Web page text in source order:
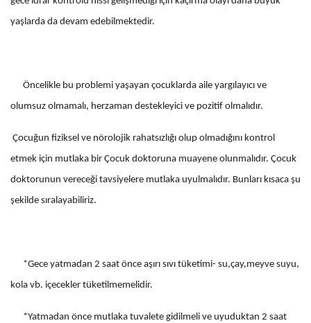
yaşlarda da devam edebilmektedir.
Öncelikle bu problemi yaşayan çocuklarda aile yargılayıcı ve
olumsuz olmamalı, herzaman destekleyici ve pozitif olmalıdır.
Çocuğun fiziksel ve nörolojik rahatsızlığı olup olmadığını kontrol
etmek için mutlaka bir Çocuk doktoruna muayene olunmalıdır. Çocuk
doktorunun vereceği tavsiyelere mutlaka uyulmalıdır. Bunları kısaca şu
şekilde sıralayabiliriz.
*Gece yatmadan 2 saat önce aşırı sıvı tüketimi- su,çay,meyve suyu,
kola vb. içecekler tüketilmemelidir.
*Yatmadan önce mutlaka tuvalete gidilmeli ve uyuduktan 2 saat